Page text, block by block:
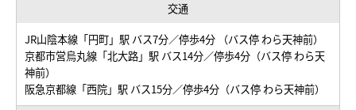
交通
JR山陰本線「円町」駅 バス7分／停歩4分 （バス停 わら天神前）
京都市営烏丸線「北大路」駅 バス14分／停歩4分（バス停 わら天
神前）
阪急京都線「西院」駅 バス15分／停歩4分（バス停 わら天神前）